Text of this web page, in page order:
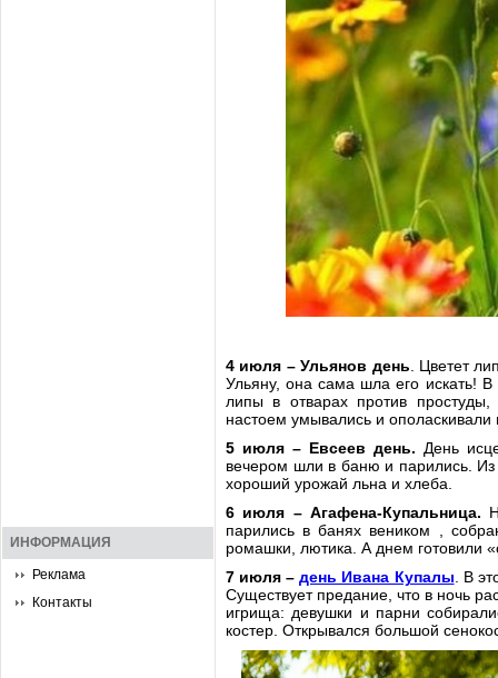
ИНФОРМАЦИЯ
Реклама
Контакты
4 июля – Ульянов день . Цветет
Ульяну, она сама шла его искать! В
липы в отварах против
настоем умывались и ополаскивали
5 июля – Евсеев день. День
вечером шли в баню и парились. Из
хороший урожай льна и хлеба.
6 июля – Агафена-Купальница.
парились в банях веником ,
ромашки, лютика. А днем готовили
7 июля –день Ивана Купалы . В
Существует предание, что в ночь
игрища: девушки и парни
костер. Открывался большой